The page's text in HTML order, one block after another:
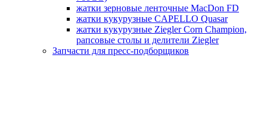
жатки зерновые ленточные MacDon FD
жатки кукурузные CAPELLO Quasar
жатки кукурузные Ziegler Corn Champion,
рапсовые столы и делители Ziegler
Запчасти для пресс-подборщиков